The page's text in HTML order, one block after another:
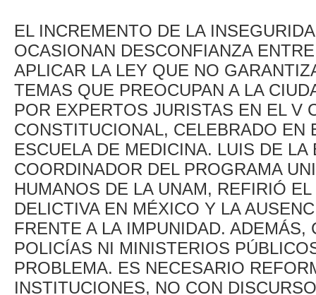
EL INCREMENTO DE LA
OCASIONAN DESCONFIANZA
APLICAR LA LEY QUE NO
TEMAS QUE PREOCUPAN A LA
POR EXPERTOS JURISTAS EN EL V
CONSTITUCIONAL, CELEBRADO EN
ESCUELA DE MEDICINA. LUIS DE
COORDINADOR DEL PROGRAMA
HUMANOS DE LA UNAM, REFIRIÓ
DELICTIVA EN MÉXICO Y LA
FRENTE A LA IMPUNIDAD.
POLICÍAS NI MINISTERIOS
PROBLEMA. ES NECESARIO
INSTITUCIONES, NO CON